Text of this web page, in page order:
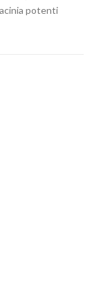
potenti